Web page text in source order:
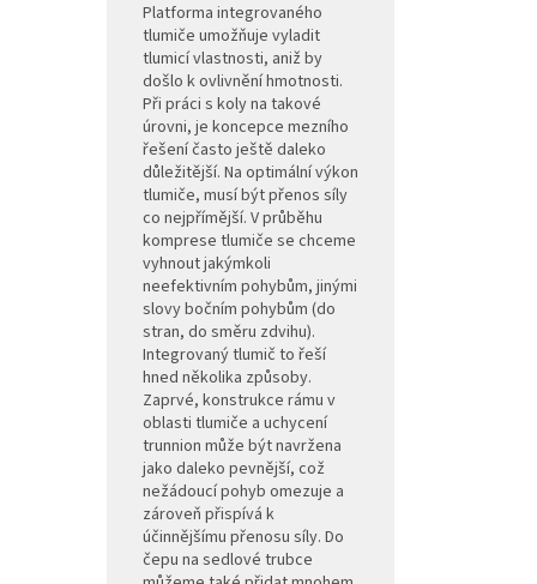
Platforma integrovaného
tlumiče umožňuje vyladit
tlumicí vlastnosti, aniž by
došlo k ovlivnění hmotnosti.
Při práci s koly na takové
úrovni, je koncepce mezního
řešení často ještě daleko
důležitější. Na optimální výkon
tlumiče, musí být přenos síly
co nejpřímější. V průběhu
komprese tlumiče se chceme
vyhnout jakýmkoli
neefektivním pohybům, jinými
slovy bočním pohybům (do
stran, do směru zdvihu).
Integrovaný tlumič to řeší
hned několika způsoby.
Zaprvé, konstrukce rámu v
oblasti tlumiče a uchycení
trunnion může být navržena
jako daleko pevnější, což
nežádoucí pohyb omezuje a
zároveň přispívá k
účinnějšímu přenosu síly. Do
čepu na sedlové trubce